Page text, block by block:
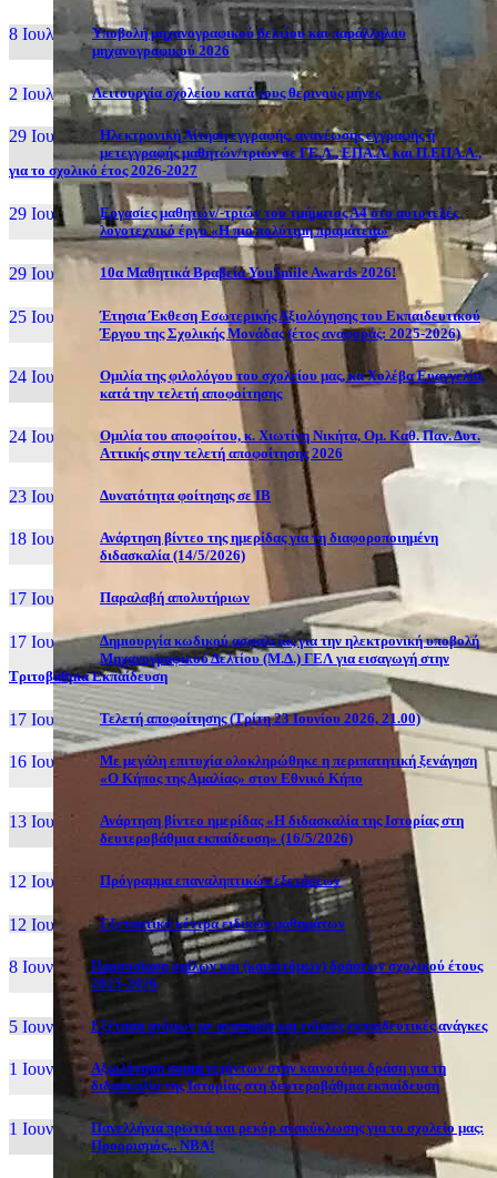
8 Ιουλ, 26
Υποβολή μηχανογραφικού δελτίου και παράλληλου
μηχανογραφικού 2026
2 Ιουλ, 26 Λειτουργία σχολείου κατά τους θερινούς μήνες
29 Ιουν, 26
Ηλεκτρονική Αίτηση εγγραφής, ανανέωσης εγγραφής ή
μετεγγραφής μαθητών/τριών σε ΓΕ.Λ., ΕΠΑ.Λ. και Π.ΕΠΑ.Λ.,
για το σχολικό έτος 2026-2027
29 Ιουν, 26
Εργασίες μαθητών/-τριών του τμήματος Α4 στο αυτοτελές
λογοτεχνικό έργο «Η πιο πολύτιμη πραμάτεια»
29 Ιουν, 26 10α Μαθητικά Βραβεία YouSmile Awards 2026!
25 Ιουν, 26
Έτησια Έκθεση Εσωτερικής Αξιολόγησης του Εκπαιδευτικού
Έργου της Σχολικής Μονάδας (έτος αναφοράς: 2025-2026)
24 Ιουν, 26
Ομιλία της φιλολόγου του σχολείου μας, κα Χολέβα Ευαγγελία,
κατά την τελετή αποφοίτησης
24 Ιουν, 26
Ομιλία του αποφοίτου, κ. Χιωτίνη Νικήτα, Ομ. Καθ. Παν. Δυτ.
Αττικής στην τελετή αποφοίτησης 2026
23 Ιουν, 26 Δυνατότητα φοίτησης σε ΙΒ
18 Ιουν, 26
Ανάρτηση βίντεο της ημερίδας για τη διαφοροποιημένη
διδασκαλία (14/5/2026)
17 Ιουν, 26 Παραλαβή απολυτήριων
17 Ιουν, 26
Δημιουργία κωδικού ασφαλείας για την ηλεκτρονική υποβολή
Μηχανογραφικού Δελτίου (Μ.Δ.) ΓΕΛ για εισαγωγή στην
Τριτοβάθμια Εκπαίδευση
17 Ιουν, 26 Τελετή αποφοίτησης (Τρίτη 23 Ιουνίου 2026, 21.00)
16 Ιουν, 26
Με μεγάλη επιτυχία ολοκληρώθηκε η περιπατητική ξενάγηση
«Ο Κήπος της Αμαλίας» στον Εθνικό Κήπο
13 Ιουν, 26
Ανάρτηση βίντεο ημερίδας «Η διδασκαλία της Ιστορίας στη
δευτεροβάθμια εκπαίδευση» (16/5/2026)
12 Ιουν, 26 Πρόγραμμα επαναληπτικών εξετάσεων
12 Ιουν, 26 Εξεταστικά κέντρα ειδικών μαθημάτων
8 Ιουν, 26
Παρουσίαση ομίλων και (καινοτόμων) δράσεων σχολικού έτους
2025-2026
5 Ιουν, 26 Εξέταση ατόμων με αναπηρία και ειδικές εκπαιδευτικές ανάγκες
1 Ιουν, 26
Αξιολόγηση συμμετεχόντων στην καινοτόμα δράση για τη
διδασκαλία της Ιστορίας στη δευτεροβάθμια εκπαίδευση
1 Ιουν, 26
Πανελλήνια πρωτιά και ρεκόρ ανακύκλωσης για το σχολείο μας:
Προορισμός... NBA!